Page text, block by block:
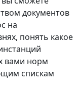
документов
на
понять какое
вами норм
спискам